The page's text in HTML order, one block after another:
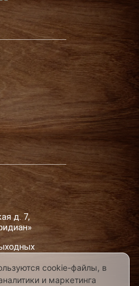
д. 7,
cookie-файлы, в
и маркетинга